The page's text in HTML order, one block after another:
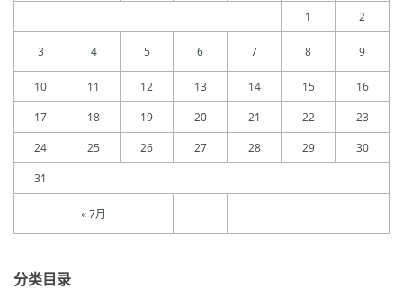
« 7月
1 2
3 4 5 6 7 8 9
10 11 12 13 14 15
16
17
18 19 20 21 22
23
24
25 26 27 28 29
30
31
分类目录